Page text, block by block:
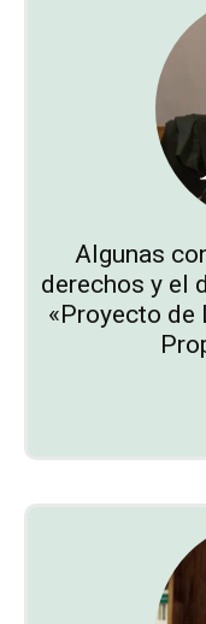
Algunas
derechos y el
«Proyecto de